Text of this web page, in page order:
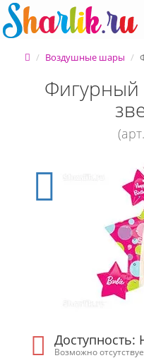
Воздушные шары
Доступность:
Возможно